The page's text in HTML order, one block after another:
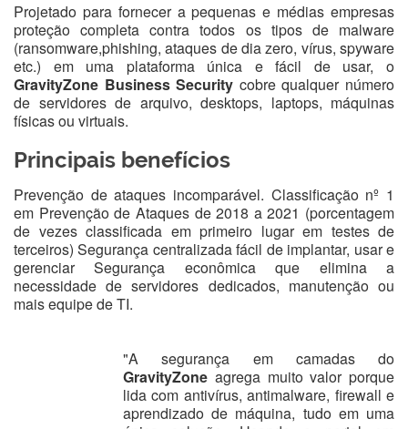
Projetado para fornecer a pequenas e médias empresas
proteção completa contra todos os tipos de malware
(ransomware,phishing, ataques de dia zero, vírus, spyware
etc.) em uma plataforma única e fácil de usar, o
GravityZone Business Security cobre qualquer número
de servidores de arquivo, desktops, laptops, máquinas
físicas ou virtuais.
Principais benefícios
Prevenção de ataques incomparável. Classificação nº 1
em Prevenção de Ataques de 2018 a 2021 (porcentagem
de vezes classificada em primeiro lugar em testes de
terceiros) Segurança centralizada fácil de implantar, usar e
gerenciar Segurança econômica que elimina a
necessidade de servidores dedicados, manutenção ou
mais equipe de TI.
"A segurança em camadas do
GravityZone agrega muito valor porque
lida com antivírus, antimalware, firewall e
aprendizado de máquina, tudo em uma